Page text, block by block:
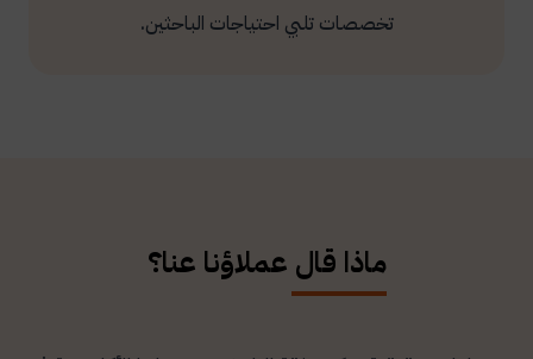
تخصصات تلبي احتياجات الباحثين.
ماذا قال عملاؤنا عنا؟